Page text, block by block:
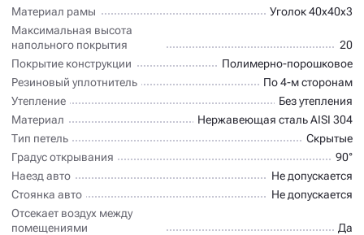
Материал рамы
Уголок 40х40х3
Максимальная высота
напольного покрытия
20
Покрытие конструкции
Полимерно-порошковое
Резиновый уплотнитель
По 4-м сторонам
Утепление
Без утепления
Материал
Нержавеющая сталь AISI 304
Тип петель
Скрытые
Градус открывания
90°
Наезд авто
Не допускается
Стоянка авто
Не допускается
Отсекает воздух между
помещениями
Да